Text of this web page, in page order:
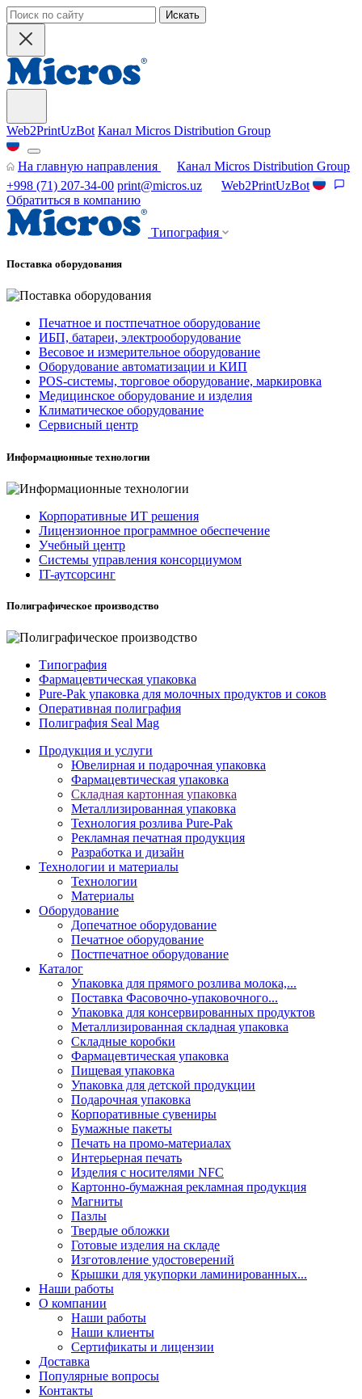
Искать
Web2PrintUzBot Канал Micros Distribution Group
На главную направления
Канал Micros Distribution Group
+998 (71) 207-34-00 print@micros.uz
Web2PrintUzBot
Обратиться в компанию
Типография
Поставка оборудования
Печатное и постпечатное оборудование
ИБП, батареи, электрооборудование
Весовое и измерительное оборудование
Оборудование автоматизации и КИП
POS-системы, торговое оборудование, маркировка
Медицинское оборудование и изделия
Климатическое оборудование
Сервисный центр
Информационные технологии
Корпоративные ИТ решения
Лицензионное программное обеспечение
Учебный центр
Системы управления консорциумом
IT-аутсорсинг
Полиграфическое производство
Типография
Фармацевтическая упаковка
Pure-Pak упаковка для молочных продуктов и соков
Оперативная полиграфия
Полиграфия Seal Mag
Продукция и услуги
Ювелирная и подарочная упаковка
Фармацевтическая упаковка
Складная картонная упаковка
Металлизированная упаковка
Технология розлива Pure-Pak
Рекламная печатная продукция
Разработка и дизайн
Технологии и материалы
Технологии
Материалы
Оборудование
Допечатное оборудование
Печатное оборудование
Постпечатное оборудование
Каталог
Упаковка для прямого розлива молока,...
Поставка Фасовочно-упаковочного...
Упаковка для консервированных продуктов
Металлизированная складная упаковка
Складные коробки
Фармацевтическая упаковка
Пищевая упаковка
Упаковка для детской продукции
Подарочная упаковка
Корпоративные сувениры
Бумажные пакеты
Печать на промо-материалах
Интерьерная печать
Изделия с носителями NFC
Картонно-бумажная рекламная продукция
Магниты
Пазлы
Твердые обложки
Готовые изделия на складе
Изготовление удостоверений
Крышки для укупорки ламинированных...
Наши работы
О компании
Наши работы
Наши клиенты
Сертификаты и лицензии
Доставка
Популярные вопросы
Контакты